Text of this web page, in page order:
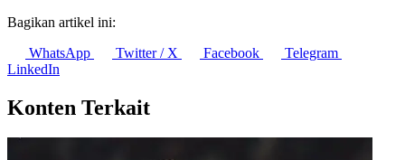
Bagikan artikel ini:
WhatsApp
Twitter / X Facebook
Telegram
LinkedIn
Konten Terkait